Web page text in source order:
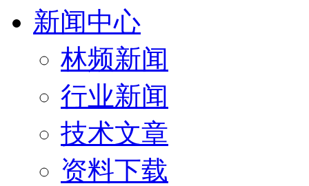
新闻中心
林频新闻
行业新闻
技术文章
资料下载